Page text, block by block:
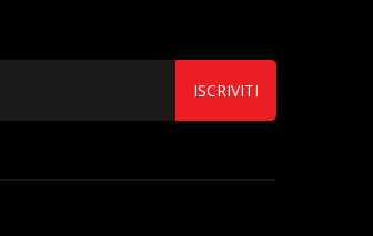
ISCRIVITI